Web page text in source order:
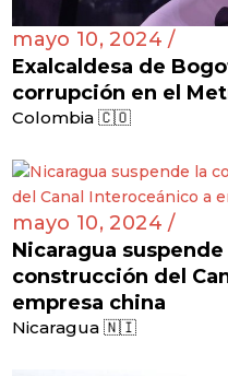
mayo 10, 2024 /
Exalcaldesa de
corrupción en el
Colombia 🇨🇴
mayo 10, 2024 /
Nicaragua
construcción del
empresa china
Nicaragua 🇳🇮